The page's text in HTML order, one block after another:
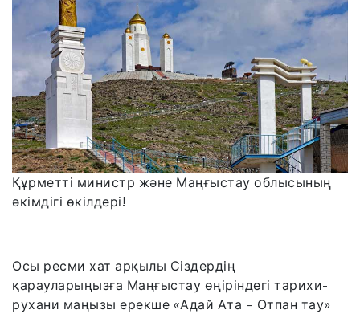
Құрметті министр және Маңғыстау облысының
әкімдігі өкілдері!
Осы ресми хат арқылы Сіздердің
қарауларыңызға Маңғыстау өңіріндегі тарихи-
рухани маңызы ерекше «Адай Ата – Отпан тау»